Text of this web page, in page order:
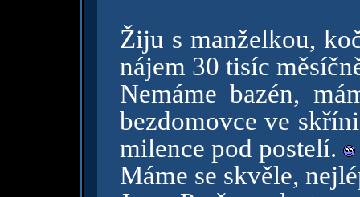
Žiju s manželkou,
nájem 30 tisíc
Nemáme bazén,
bezdomovce ve
milence pod postelí.
Máme se skvěle,